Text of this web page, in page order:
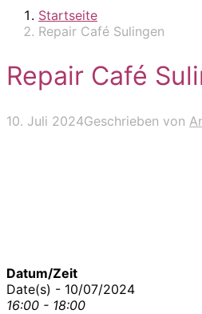
Startseite
Repair Café Sulingen
Repair Café
10. Juli 2024Geschrieben von
Datum/Zeit
Date(s) - 10/07/2024
16:00 - 18:00